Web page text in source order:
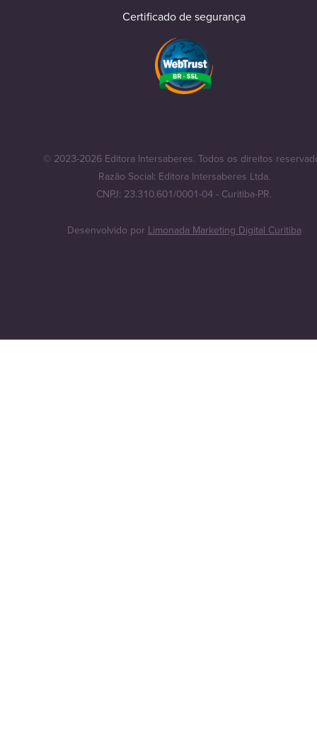
Certificado de segurança
© 2023-2026 Editora Intersaberes. Todos os direitos
Razão Social: Editora Intersaberes Ltda.
CNPJ: 23.310.601/0001-04 - Curitiba-PR.
Desenvolvido por Limonada Marketing Digital Curitiba